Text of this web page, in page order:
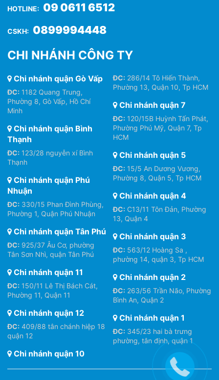
HOTLINE: 09 0611 6512
CSKH: 0899994448
CHI NHÁNH CÔNG TY
Chi nhánh quận Gò Vấp
ĐC: 1182 Quang Trung,
Phường 8, Gò Vấp, Hồ Chí
Minh
Chi nhánh quận Bình
Thạnh
ĐC: 123/28 nguyễn xí Bình
Thạnh
Chi nhánh quận Phú
Nhuận
ĐC: 330/15 Phan Đình Phùng,
Phường 1, Quận Phú Nhuận
Chi nhánh quận Tân Phú
ĐC: 925/37 Âu Cơ, phường
Tân Sơn Nhì, quận Tân Phú
Chi nhánh quận 11
ĐC: 150/11 Lê Thị Bách Cát,
Phường 11, Quận 11
Chi nhánh quận 12
ĐC: 409/88 tân chánh hiệp 18
quận 12
Chi nhánh quận 10
ĐC: 286/14 Tô Hiến Thành,
Phường 13, Quận 10, Tp HCM
Chi nhánh quận 7
ĐC: 120/15B Huỳnh Tấn Phát,
Phường Phú Mỹ, Quận 7, Tp
HCM
Chi nhánh quận 5
ĐC: 15/5 An Dương Vương,
Phường 8, Quận 5, Tp HCM
Chi nhánh quận 4
ĐC: C13/11 Tôn Đản, Phường
13, Quận 4
Chi nhánh quận 3
ĐC: 563/12 Hoàng Sa ,
phường 14, quận 3, Tp HCM
Chi nhánh quận 2
ĐC: 263/56 Trần Não, Phường
Bình An, Quận 2
Chi nhánh quận 1
ĐC: 345/23 hai bà trưng
phường, tân định, quận 1